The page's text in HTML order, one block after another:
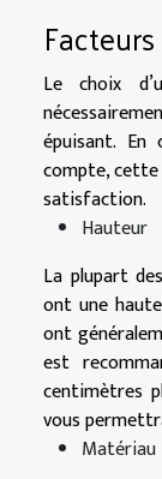
Le choix
épuisant.
compte,
satisfaction.
Hauteur
La plupart
ont une
ont
est
centimètres
vous
Matériau